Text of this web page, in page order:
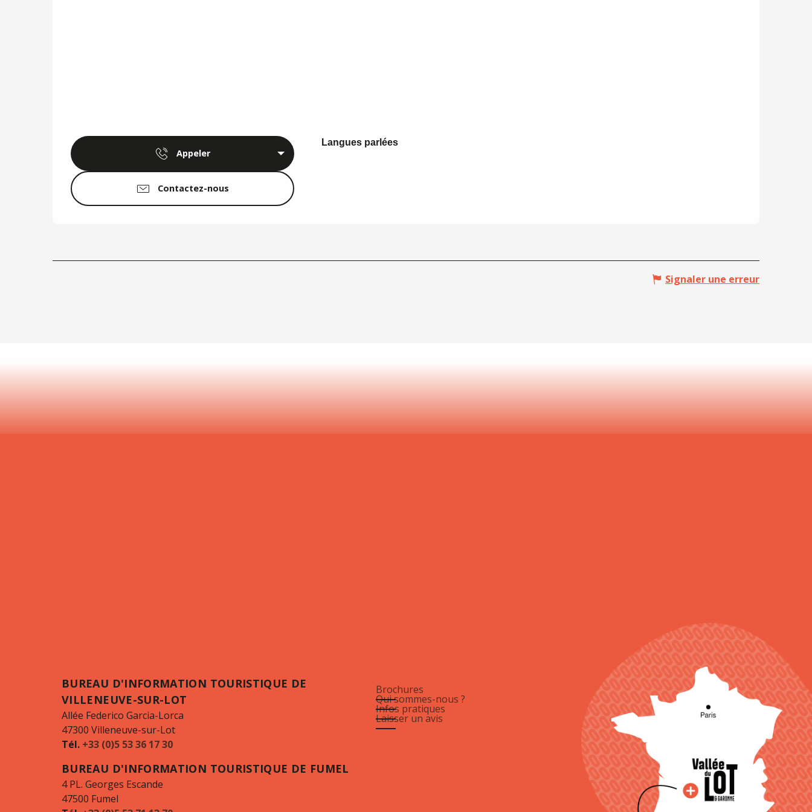
Appeler
Contactez-nous
Langues parlées
Langues parlées
Signaler une erreur
BUREAU D'INFORMATION TOURISTIQUE DE
VILLENEUVE-SUR-LOT
Allée Federico Garcia-Lorca
47300 Villeneuve-sur-Lot
Tél. +33 (0)5 53 36 17 30
BUREAU D'INFORMATION TOURISTIQUE DE FUMEL
4 PL. Georges Escande
47500 Fumel
Brochures
Qui sommes-nous ?
Infos pratiques
Laisser un avis